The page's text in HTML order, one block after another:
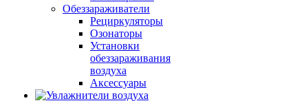
Обеззараживатели
Рециркуляторы
Озонаторы
Установки
обеззараживания
воздуха
Аксессуары